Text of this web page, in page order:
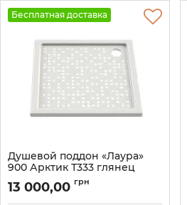
Бесплатная доставка
Душевой поддон «Лаура»
900 Арктик Т333 глянец
Артикул:138T333
13 000,00 грн